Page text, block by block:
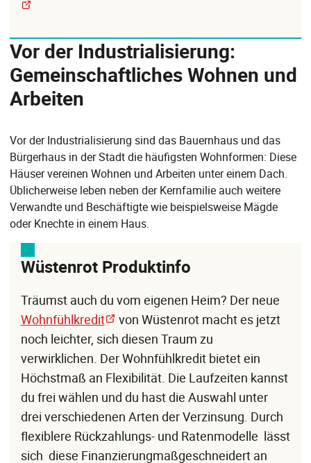
Vor der Industrialisierung:
Gemeinschaftliches Wohnen und
Arbeiten
Vor der Industrialisierung sind das Bauernhaus und das
Bürgerhaus in der Stadt die häufigsten Wohnformen: Diese
Häuser vereinen Wohnen und Arbeiten unter einem Dach.
Üblicherweise leben neben der Kernfamilie auch weitere
Verwandte und Beschäftigte wie beispielsweise Mägde
oder Knechte in einem Haus.
Wüstenrot Produktinfo
Träumst auch du vom eigenen Heim? Der neue
Wohnfühlkredit
von Wüstenrot macht es jetzt
noch leichter, sich diesen Traum zu
verwirklichen. Der Wohnfühlkredit bietet ein
Höchstmaß an Flexibilität. Die Laufzeiten kannst
du frei wählen und du hast die Auswahl unter
drei verschiedenen Arten der Verzinsung. Durch
flexiblere Rückzahlungs- und Ratenmodelle lässt
sich diese Finanzierungmaßgeschneidert an